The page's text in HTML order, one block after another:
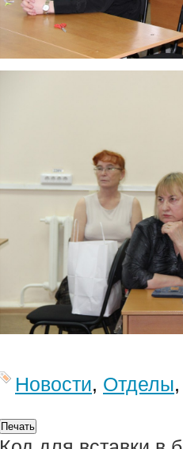
Новости, Отделы